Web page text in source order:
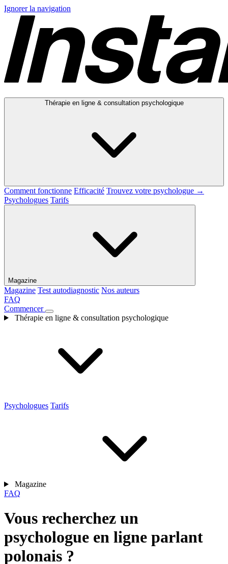
Ignorer la navigation
Thérapie en ligne & consultation psychologique
Comment fonctionne Efficacité Trouvez votre psychologue →
Psychologues Tarifs
Magazine
Magazine Test autodiagnostic Nos auteurs
FAQ
Commencer
Thérapie en ligne & consultation psychologique
Psychologues Tarifs
Magazine
FAQ
Vous recherchez un
psychologue en ligne parlant
polonais ?